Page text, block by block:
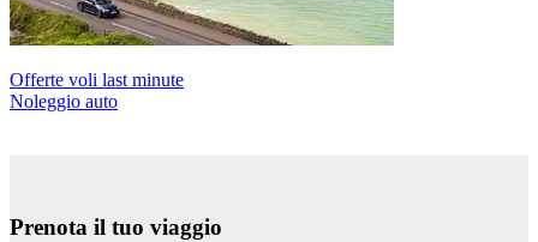
Offerte voli last minute
Noleggio auto
Prenota il tuo viaggio